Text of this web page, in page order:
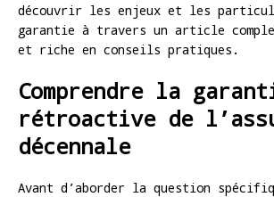
découvrir les enjeux et les
garantie à travers un article
et riche en conseils pratiques.
Comprendre la
rétroactive de
décennale
Avant d’aborder la question